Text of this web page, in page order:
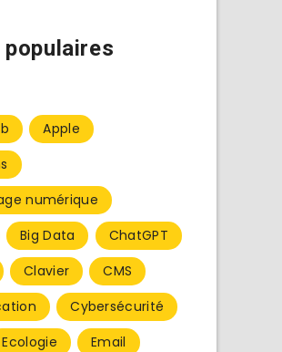
populaires
Apple
numérique
Big Data
ChatGPT
Clavier
CMS
Cybersécurité
Ecologie
Email